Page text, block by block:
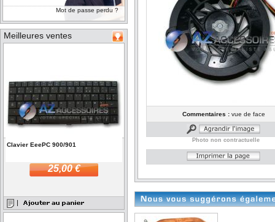
Mot de passe perdu ?
Meilleures ventes
Clavier EeePC 900/901
25,00 €
Commentaires :vue de face
Photo non contractuelle